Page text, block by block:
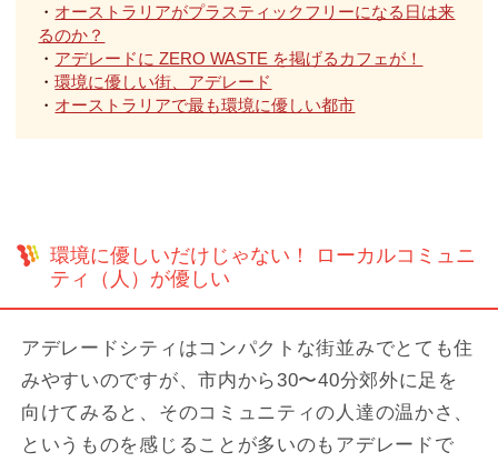
・ オーストラリアがプラスティックフリーになる日は来
るのか？
・ アデレードに ZERO WASTE を掲げるカフェが！
・環境に優しい街、アデレード
・ オーストラリアで最も環境に優しい都市
環境に優しいだけじゃない！ ローカルコミュニ
ティ（人）が優しい
アデレードシティはコンパクトな街並みでとても住
みやすいのですが、市内から30〜40分郊外に足を
向けてみると、そのコミュニティの人達の温かさ、
というものを感じることが多いのもアデレードで